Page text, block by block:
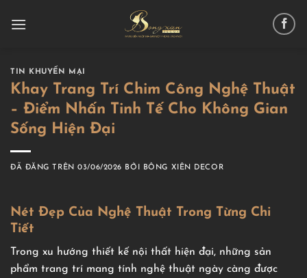
đến
TIN KHUYẾN MẠI
Khay Trang Trí Chim Công Nghệ Thuật
– Điểm Nhấn Tinh Tế Cho Không Gian
Sống Hiện Đại
ĐÃ ĐĂNG TRÊN03/06/2026 BỞI BÔNG XIÊN DECOR
Nét Đẹp Của Nghệ Thuật Trong Từng Chi
Tiết
Trong xu hướng thiết kế nội thất hiện đại, những sản
phẩm trang trí mang tính nghệ thuật ngày càng được